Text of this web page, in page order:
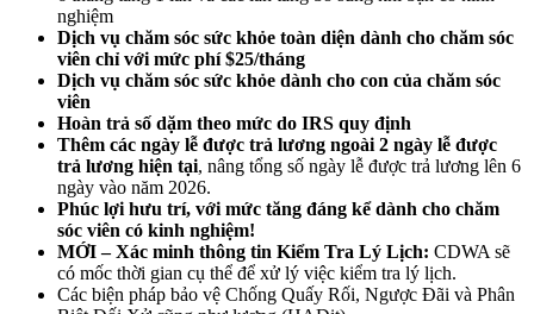
nghiệm
Dịch vụ chăm sóc sức khỏe toàn diện dành cho chăm sóc
viên chỉ với mức phí $25/tháng
Dịch vụ chăm sóc sức khỏe dành cho con của chăm sóc
viên
Hoàn trả số dặm theo mức do IRS quy định
Thêm các ngày lễ được trả lương ngoài 2 ngày lễ được
trả lương hiện tại, nâng tổng số ngày lễ được trả lương lên 6
ngày vào năm 2026.
Phúc lợi hưu trí, với mức tăng đáng kể dành cho chăm
sóc viên có kinh nghiệm!
MỚI – Xác minh thông tin Kiểm Tra Lý Lịch: CDWA sẽ
có mốc thời gian cụ thể để xử lý việc kiểm tra lý lịch.
Các biện pháp bảo vệ Chống Quấy Rối, Ngược Đãi và Phân